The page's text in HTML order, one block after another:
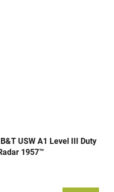
USW A1 Level III Duty
1957™